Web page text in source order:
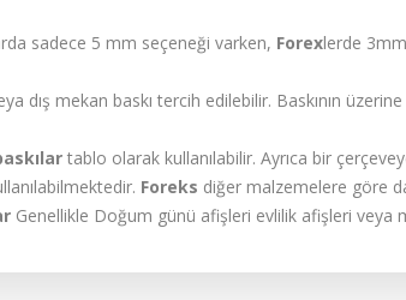
sadece 5 mm seçeneği varken, Forexlerde
dış mekan baskı tercih edilebilir. Baskının
tablo olarak kullanılabilir. Ayrıca bir
Foreks diğer malzemelere göre
Genellikle Doğum günü afişleri evlilik afişleri veya